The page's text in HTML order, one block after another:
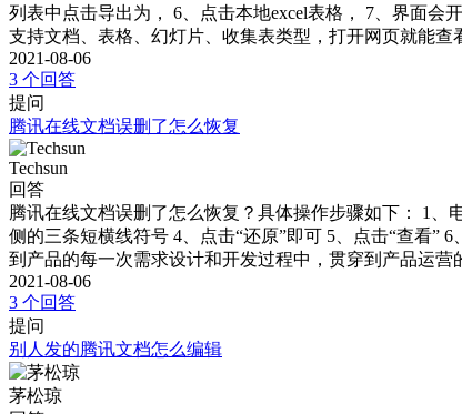
列表中点击导出为， 6、点击本地excel表格， 7、界面会
支持文档、表格、幻灯片、收集表类型，打开网页就能
2021-08-06
3 个回答
提问
腾讯在线文档误删了怎么恢复
Techsun
回答
腾讯在线文档误删了怎么恢复？具体操作步骤如下： 1、
侧的三条短横线符号 4、点击“还原”即可 5、点击“查看”
到产品的每一次需求设计和开发过程中，贯穿到产品运
2021-08-06
3 个回答
提问
别人发的腾讯文档怎么编辑
茅松琼